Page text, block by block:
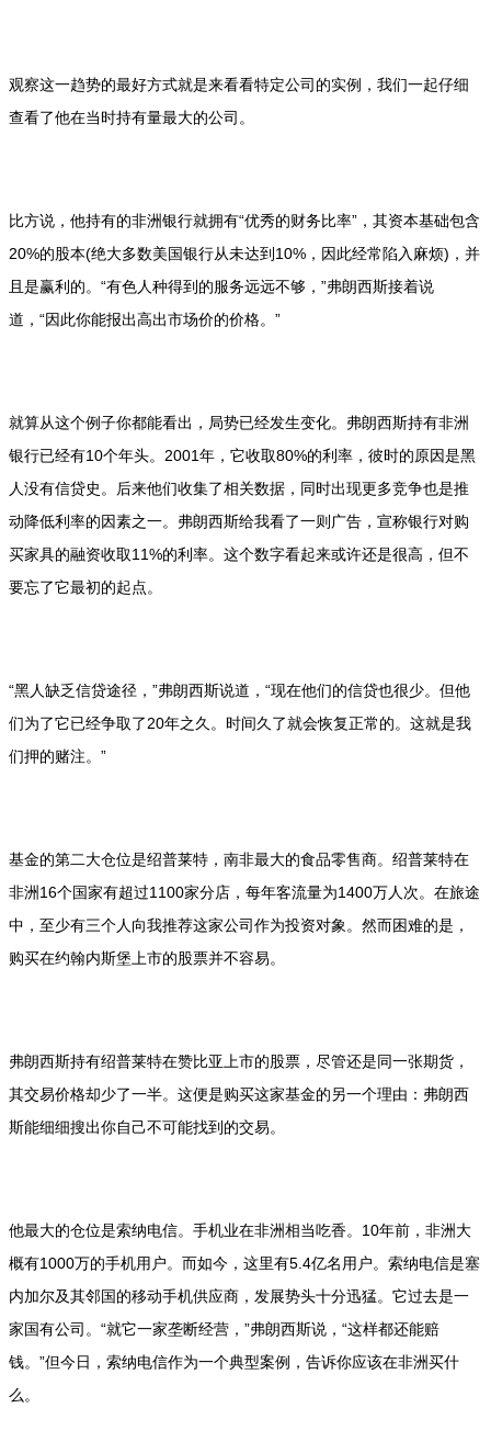
观察这一趋势的最好方式就是来看看特定公司的实例，我们一起仔细
查看了他在当时持有量最大的公司。
比方说，他持有的非洲银行就拥有“优秀的财务比率”，其资本基础包含
20%的股本(绝大多数美国银行从未达到10%，因此经常陷入麻烦)，并
且是赢利的。“有色人种得到的服务远远不够，”弗朗西斯接着说
道，“因此你能报出高出市场价的价格。”
就算从这个例子你都能看出，局势已经发生变化。弗朗西斯持有非洲
银行已经有10个年头。2001年，它收取80%的利率，彼时的原因是黑
人没有信贷史。后来他们收集了相关数据，同时出现更多竞争也是推
动降低利率的因素之一。弗朗西斯给我看了一则广告，宣称银行对购
买家具的融资收取11%的利率。这个数字看起来或许还是很高，但不
要忘了它最初的起点。
“黑人缺乏信贷途径，”弗朗西斯说道，“现在他们的信贷也很少。但他
们为了它已经争取了20年之久。时间久了就会恢复正常的。这就是我
们押的赌注。”
基金的第二大仓位是绍普莱特，南非最大的食品零售商。绍普莱特在
非洲16个国家有超过1100家分店，每年客流量为1400万人次。在旅途
中，至少有三个人向我推荐这家公司作为投资对象。然而困难的是，
购买在约翰内斯堡上市的股票并不容易。
弗朗西斯持有绍普莱特在赞比亚上市的股票，尽管还是同一张期货，
其交易价格却少了一半。这便是购买这家基金的另一个理由：弗朗西
斯能细细搜出你自己不可能找到的交易。
他最大的仓位是索纳电信。手机业在非洲相当吃香。10年前，非洲大
概有1000万的手机用户。而如今，这里有5.4亿名用户。索纳电信是塞
内加尔及其邻国的移动手机供应商，发展势头十分迅猛。它过去是一
家国有公司。“就它一家垄断经营，”弗朗西斯说，“这样都还能赔
钱。”但今日，索纳电信作为一个典型案例，告诉你应该在非洲买什
么。